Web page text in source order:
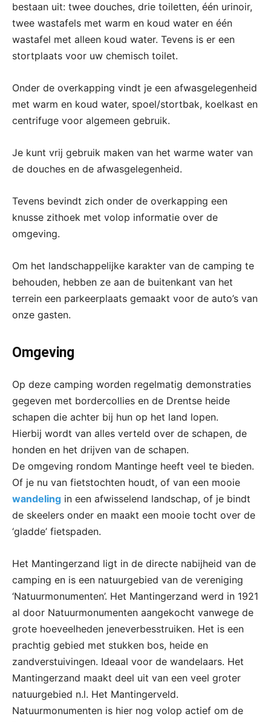
bestaan uit: twee douches, drie toiletten, één urinoir,
twee wastafels met warm en koud water en één
wastafel met alleen koud water. Tevens is er een
stortplaats voor uw chemisch toilet.
Onder de overkapping vindt je een afwasgelegenheid
met warm en koud water, spoel/stortbak, koelkast en
centrifuge voor algemeen gebruik.
Je kunt vrij gebruik maken van het warme water van
de douches en de afwasgelegenheid.
Tevens bevindt zich onder de overkapping een
knusse zithoek met volop informatie over de
omgeving.
Om het landschappelijke karakter van de camping te
behouden, hebben ze aan de buitenkant van het
terrein een parkeerplaats gemaakt voor de auto’s van
onze gasten.
Omgeving
Op deze camping worden regelmatig demonstraties
gegeven met bordercollies en de Drentse heide
schapen die achter bij hun op het land lopen.
Hierbij wordt van alles verteld over de schapen, de
honden en het drijven van de schapen.
De omgeving rondom Mantinge heeft veel te bieden.
Of je nu van fietstochten houdt, of van een mooie
wandeling in een afwisselend landschap, of je bindt
de skeelers onder en maakt een mooie tocht over de
‘gladde’ fietspaden.
Het Mantingerzand ligt in de directe nabijheid van de
camping en is een natuurgebied van de vereniging
‘Natuurmonumenten’. Het Mantingerzand werd in 1921
al door Natuurmonumenten aangekocht vanwege de
grote hoeveelheden jeneverbesstruiken. Het is een
prachtig gebied met stukken bos, heide en
zandverstuivingen. Ideaal voor de wandelaars. Het
Mantingerzand maakt deel uit van een veel groter
natuurgebied n.l. Het Mantingerveld.
Natuurmonumenten is hier nog volop actief om de